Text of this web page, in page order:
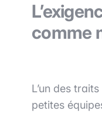
comme
L’un des
petites